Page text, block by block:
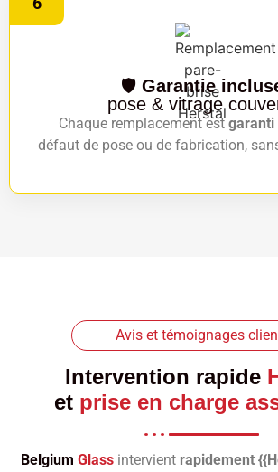
🛡️ Garantie
pose & vitrage
Chaque remplacement estgaranti
défaut de pose ou de fabrication,
Avis et témoignages
Intervention rapide
et prise en charge
Belgium Glassintervient rapidement